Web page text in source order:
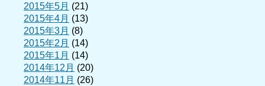
2015年5月 (21)
2015年4月 (13)
2015年3月 (8)
2015年2月 (14)
2015年1月 (14)
2014年12月 (20)
2014年11月 (26)